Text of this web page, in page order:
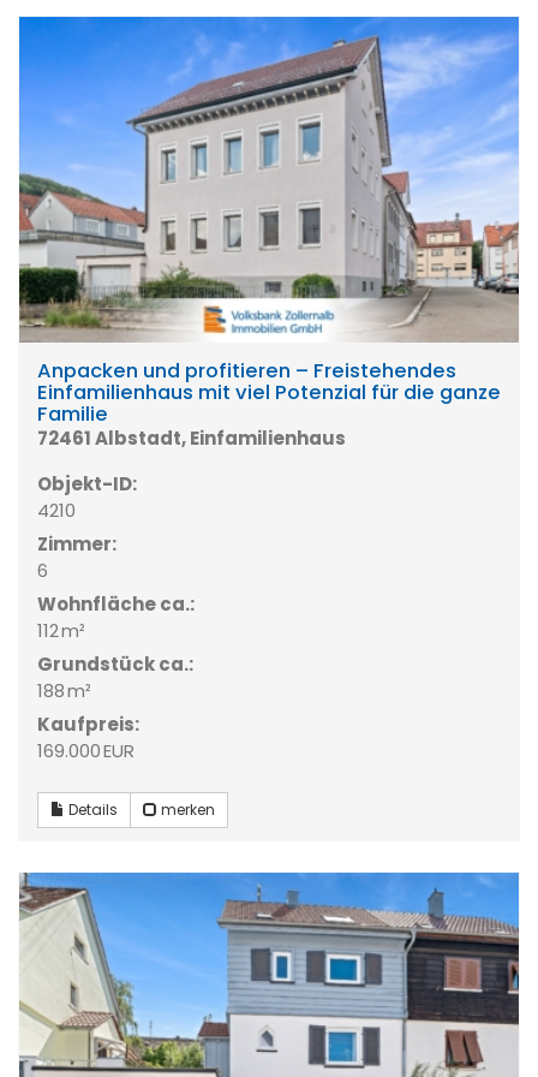
Anpacken und profitieren – Freistehendes
Einfamilienhaus mit viel Potenzial für die ganze
Familie
72461 Albstadt, Einfamilienhaus
Objekt-ID:
4210
Zimmer:
6
Wohnfläche ca.:
112 m²
Grund­stück ca.:
188 m²
Kaufpreis:
169.000 EUR
Details merken